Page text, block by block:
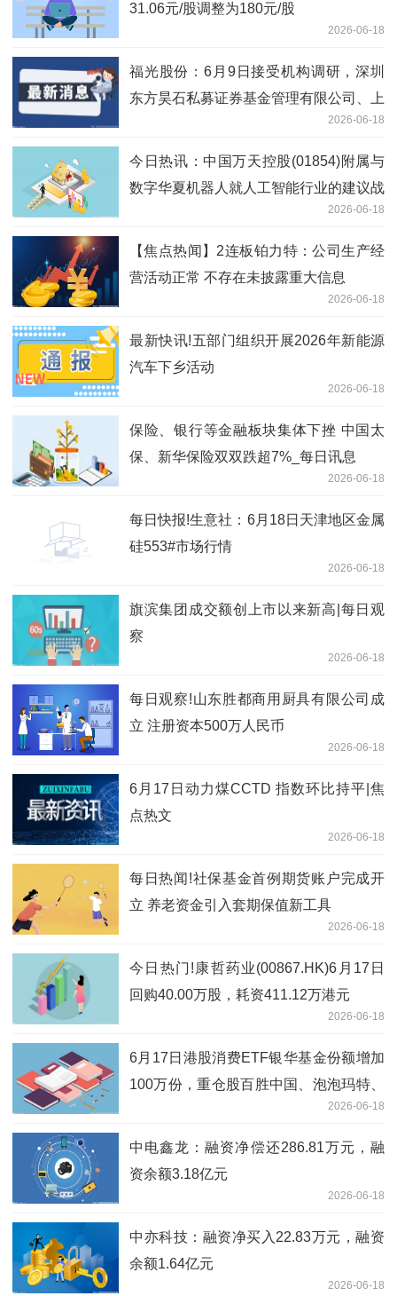
31.06元/股调整为180元/股
2026-06-18
福光股份：6月9日接受机构调研，深圳
东方昊石私募证券基金管理有限公司、上
海隆象私募基金管理有限公司等多家机构
参与
2026-06-18
今日热讯：中国万天控股(01854)附属与
数字华夏机器人就人工智能行业的建议战
2026-06-18
【焦点热闻】2连板铂力特：公司生产经
营活动正常 不存在未披露重大信息
2026-06-18
最新快讯!五部门组织开展2026年新能源
汽车下乡活动
2026-06-18
保险、银行等金融板块集体下挫 中国太
保、新华保险双双跌超7%_每日讯息
2026-06-18
每日快报!生意社：6月18日天津地区金属
硅553#市场行情
2026-06-18
旗滨集团成交额创上市以来新高|每日观
察
2026-06-18
每日观察!山东胜都商用厨具有限公司成
立 注册资本500万人民币
2026-06-18
6月17日动力煤CCTD 指数环比持平|焦
点热文
2026-06-18
每日热闻!社保基金首例期货账户完成开
立 养老资金引入套期保值新工具
2026-06-18
今日热门!康哲药业(00867.HK)6月17日
回购40.00万股，耗资411.12万港元
2026-06-18
6月17日港股消费ETF银华基金份额增加
100万份，重仓股百胜中国、泡泡玛特、
2026-06-18
中电鑫龙：融资净偿还286.81万元，融
资余额3.18亿元
2026-06-18
中亦科技：融资净买入22.83万元，融资
余额1.64亿元
2026-06-18